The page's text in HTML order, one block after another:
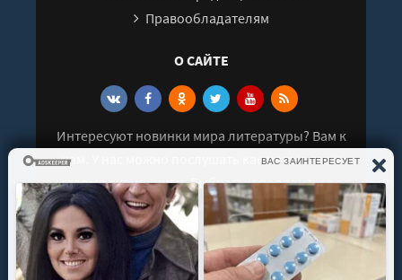
Правообладателям
О САЙТЕ
Интересуют новинки мира литературы? Вам к
нам. У нас можно послушать как новые так и
старые аудиокниги. Выбрать и поделиться с
друзьями лучшими аудиокнигами!